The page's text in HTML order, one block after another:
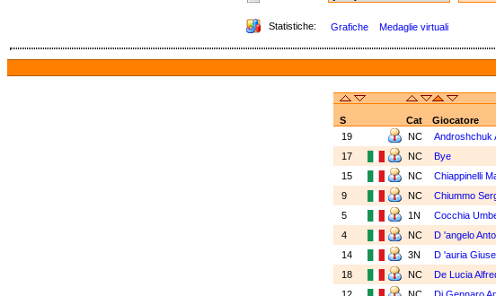
Statistiche: Grafiche Medaglie virtuali
S
Cat Giocatore
19
NC Androshchuk
17
NC Bye
15
NC Chiappinelli
9
NC Chiummo
5
1N Cocchia
4
NC D 'angelo
14
3N D 'auria
18
NC De Lucia